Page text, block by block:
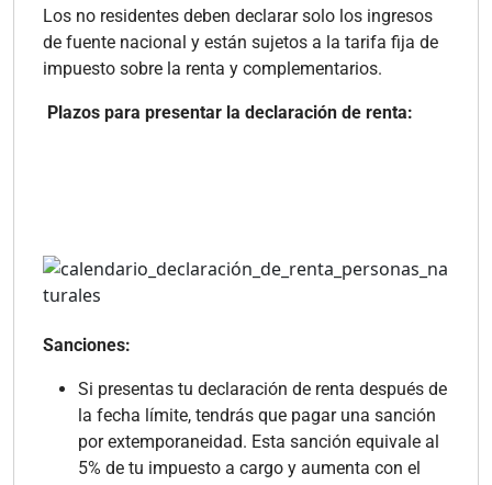
Los no residentes deben declarar solo los ingresos
de fuente nacional y están sujetos a la tarifa fija de
impuesto sobre la renta y complementarios.
Plazos para presentar la declaración de renta:
Sanciones:
Si presentas tu declaración de renta después de
la fecha límite, tendrás que pagar una sanción
por extemporaneidad. Esta sanción equivale al
5% de tu impuesto a cargo y aumenta con el